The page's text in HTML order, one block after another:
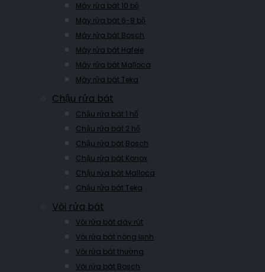
Máy rửa bát 10 bộ
Máy rửa bát 6-8 bộ
Máy rửa bát Bosch
Máy rửa bát Hafele
Máy rửa bát Malloca
Máy rửa bát Teka
Chậu rửa bát
Chậu rửa bát 1 hố
Chậu rửa bát 2 hố
Chậu rửa bát Bosch
Chậu rửa bát Konox
Chậu rửa bát Malloca
Chậu rửa bát Teka
Vòi rửa bát
Vòi rửa bát dây rút
Vòi rửa bát nóng lạnh
Vòi rửa bát thường
Vòi rửa bát Bosch